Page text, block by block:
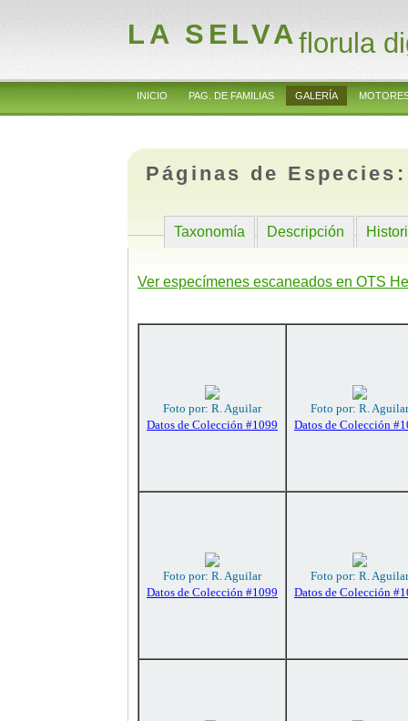
LA SELVAflorula
INICIO PAG. DE FAMILIAS GALERÍA
Páginas de
Taxonomía Descripción
Ver especímenes escaneados en OTS
Foto por: R. Aguilar
Datos de Colección #1099
Foto por: R. Aguilar
Datos de Colección
Foto por: R. Aguilar
Datos de Colección #1099
Foto por: R. Aguilar
Datos de Colección